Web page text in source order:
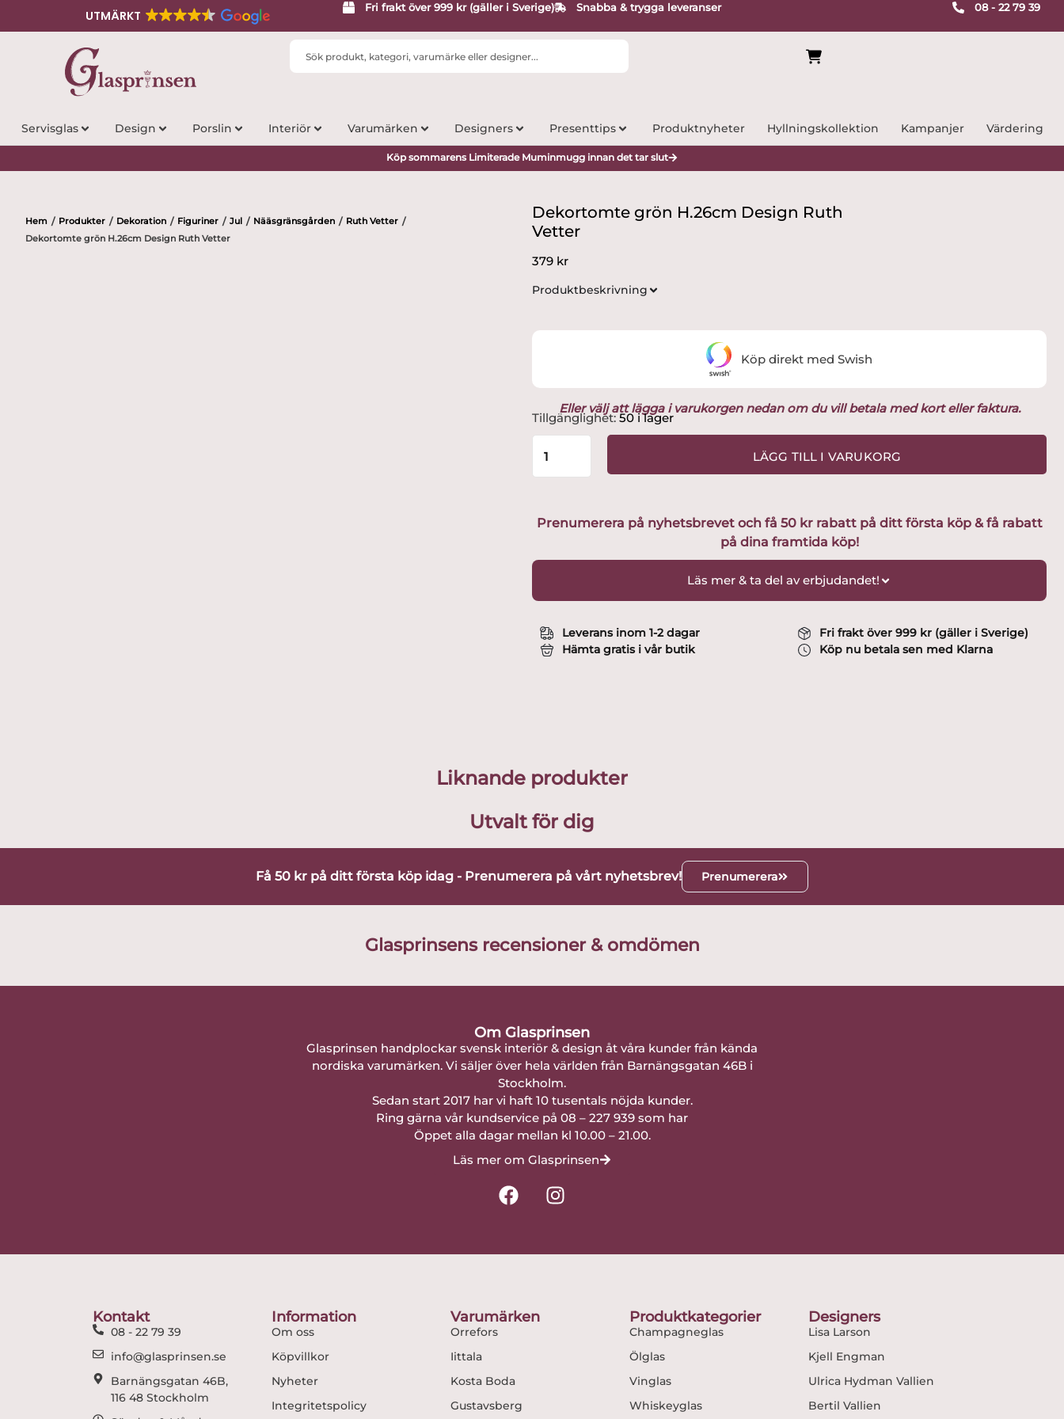
UTMÄRKT
Fri frakt över 999 kr (gäller i Sverige) Snabba & trygga leveranser 08 - 22 79 39
Search
Servisglas Design Porslin Interiör Varumärken Designers Presenttips Produktnyheter Hyllningskollektion Kampanjer Värdering
Köp sommarens Limiterade Muminmugg innan det tar slut
Hem / Produkter / Dekoration / Figuriner / Jul / Nääsgränsgården / Ruth Vetter /
Dekortomte grön H.26cm Design Ruth Vetter
Dekortomte grön H.26cm Design Ruth
Vetter
379 kr
Produktbeskrivning
Eller välj att lägga i varukorgen nedan om du vill betala med kort eller faktura.
Tillgänglighet: 50 i lager
Dekortomte
grön
H.26cm
mängd
LÄGG TILL I VARUKORG
Köp direkt med Swish
Prenumerera på nyhetsbrevet och få 50 kr rabatt på ditt första köp & få rabatt
på dina framtida köp!
Läs mer & ta del av erbjudandet!
Leverans inom 1-2 dagar
Hämta gratis i vår butik
Fri frakt över 999 kr (gäller i Sverige)
Köp nu betala sen med Klarna
Liknande produkter
Utvalt för dig
Få 50 kr på ditt första köp idag - Prenumerera på vårt nyhetsbrev! Prenumerera
Glasprinsens recensioner & omdömen
Om Glasprinsen
Glasprinsen handplockar svensk interiör & design åt våra kunder från kända
nordiska varumärken. Vi säljer över hela världen från Barnängsgatan 46B i
Stockholm.
Sedan start 2017 har vi haft 10 tusentals nöjda kunder.
Ring gärna vår kundservice på 08 – 227 939 som har
Öppet alla dagar mellan kl 10.00 – 21.00.
Läs mer om Glasprinsen
F
a
k
I
n
Kontakt
08 - 22 79 39
info@glasprinsen.se
Barnängsgatan 46B,
116 48 Stockholm
Information
Om oss
Köpvillkor
Nyheter
Integritetspolicy
Varumärken
Orrefors
Iittala
Kosta Boda
Gustavsberg
Produktkategorier
Champagneglas
Ölglas
Vinglas
Whiskeyglas
Designers
Lisa Larson
Kjell Engman
Ulrica Hydman Vallien
Bertil Vallien